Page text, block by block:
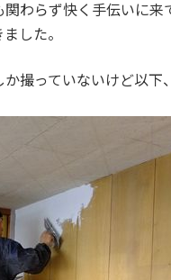
わらず快く手伝いに
した。
撮っていないけど以下